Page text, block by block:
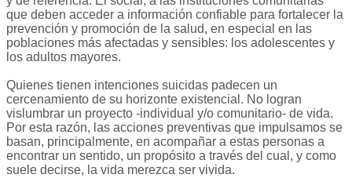
que deben acceder a información confiable para fortalecer la
prevención y promoción de la salud, en especial en las
poblaciones más afectadas y sensibles: los adolescentes y
los adultos mayores.
Quienes tienen intenciones suicidas padecen un
cercenamiento de su horizonte existencial. No logran
vislumbrar un proyecto -individual y/o comunitario- de vida.
Por esta razón, las acciones preventivas que impulsamos se
basan, principalmente, en acompañar a estas personas a
encontrar un sentido, un propósito a través del cual, y como
suele decirse, la vida merezca ser vivida.